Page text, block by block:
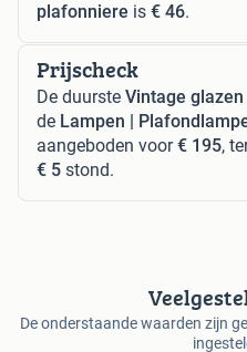
plafonniere is € 46.
Prijscheck
De duurste Vintage
de Lampen |
aangeboden voor€ 195,
€ 5 stond.
De onderstaande waarden zijn